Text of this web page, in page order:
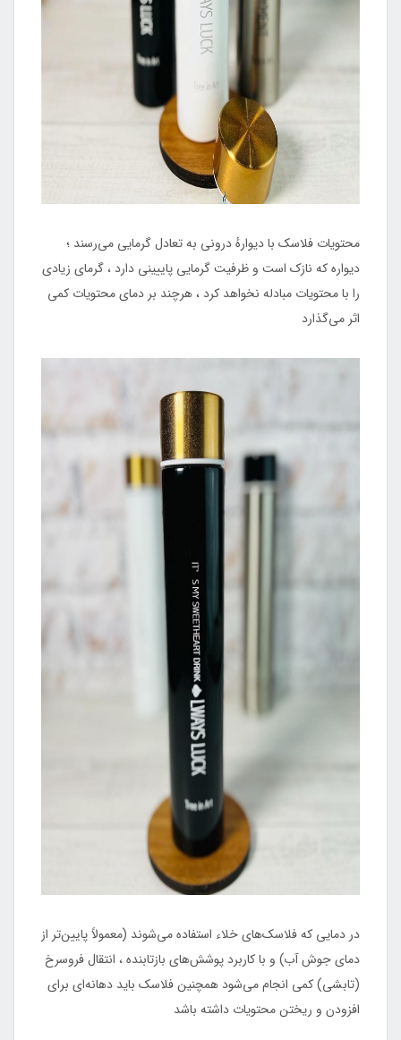
محتویات فلاسک با دیوارهٔ درونی به تعادل گرمایی می‌رسند ؛
دیواره که نازک است و ظرفیت گرمایی پاییینی دارد ، گرمای زیادی
را با محتویات مبادله نخواهد کرد ، هرچند بر دمای محتویات کمی
اثر می‌گذارد
در دمایی که فلاسک‌های خلاء استفاده می‌شوند (معمولاً پایین‌تر از
دمای جوش آب) و با کاربرد پوشش‌های بازتابنده ، انتقال فروسرخ
(تابشی) کمی انجام می‌شود همچنین فلاسک باید دهانه‌ای برای
افزودن و ریختن محتویات داشته باشد